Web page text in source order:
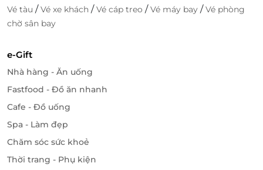
Phong cách sống sang trọng – dễ dàng
chạm tới cùng LifeLink
Vé tàu /Vé xe khách /Vé cáp treo /Vé máy bay /Vé phòng
chờ sân bay
e-Gift
Nhà hàng - Ăn uống
Fastfood - Đồ ăn nhanh
Cafe - Đồ uống
Spa - Làm đẹp
Chăm sóc sức khoẻ
Thời trang - Phụ kiện